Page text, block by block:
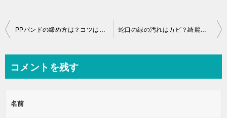
投
ビ
ー
PPバンドの締め方は？コツは輪っかを作ること！ 蛇口の緑の汚れはカビ？綺麗にする方法は？
コメントを残す
名前